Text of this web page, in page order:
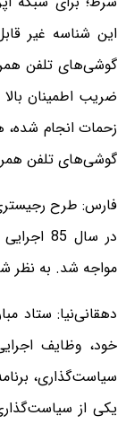
این شناسه غیر
گوشی‌های تلفن
ضریب اطمینان
زحمات انجام
گوشی‌های تلفن
فارس: طرح
در سال
مواجه شد. به
دهقانی‌نیا: ستاد
خود، وظایف
سیاست‌گذاری،
یکی از